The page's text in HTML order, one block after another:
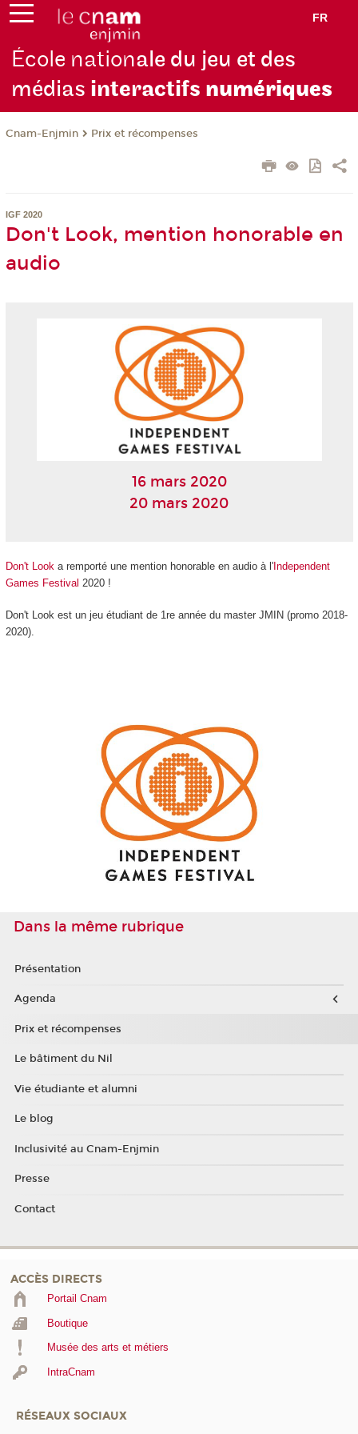
FR
École nationale du jeu et des
médias interactifs numériques
Cnam-Enjmin Prix et récompenses
IGF 2020
Don't Look, mention honorable en
audio
16 mars 2020
20 mars 2020
Don't Look a remporté une mention honorable en audio à l'Independent
Games Festival 2020 !
Don't Look est un jeu étudiant de 1re année du master JMIN (promo 2018-
2020).
Dans la même rubrique
Présentation
Agenda
Prix et récompenses
Le bâtiment du Nil
Vie étudiante et alumni
Le blog
Inclusivité au Cnam-Enjmin
Presse
Contact
ACCÈS DIRECTS
Portail Cnam
Boutique
Musée des arts et métiers
IntraCnam
RÉSEAUX SOCIAUX